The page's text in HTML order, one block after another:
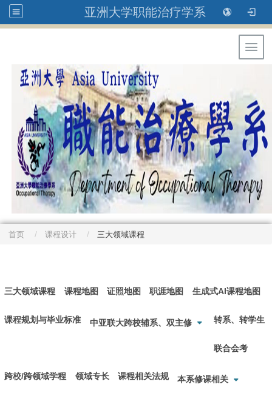
亚洲大学职能治疗学系
首页 课程设计 三大领域课程
三大领域课程 课程地图 证照地图 职涯地图 生成式AI课程地图
课程规划与毕业标准 中亚联大跨校辅系、双主修 转系、转学生
联合会考
跨校/跨领域学程 领域专长 课程相关法规 本系修课相关